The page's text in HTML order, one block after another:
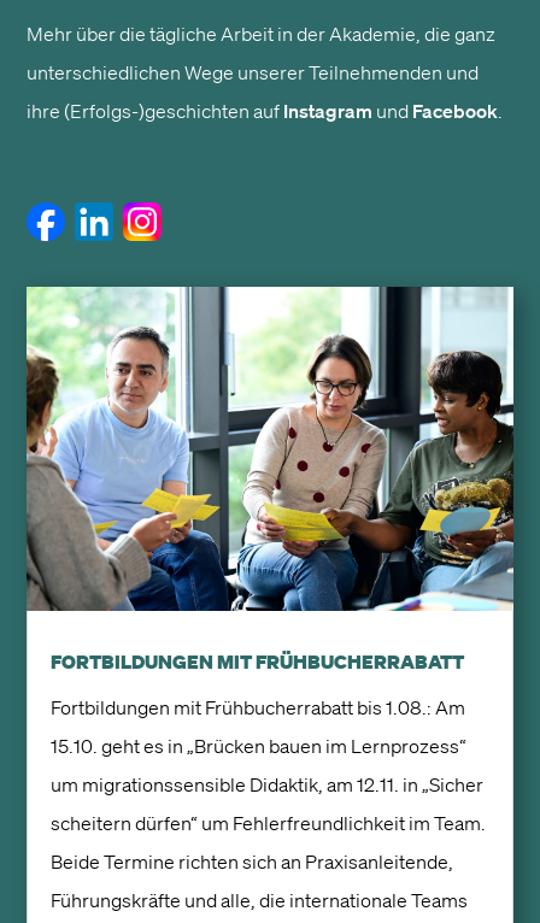
Mehr über die tägliche Arbeit in der Akademie, die ganz
unterschiedlichen Wege unserer Teilnehmenden und
ihre (Erfolgs-)geschichten auf Instagram und Facebook
FORTBILDUNGEN MIT FRÜHBUCHERRABATT
Fortbildungen mit Frühbucherrabatt bis 1.08.: Am
15.10. geht es in „Brücken bauen im Lernprozess“
um migrationssensible Didaktik, am 12.11. in „Sicher
scheitern dürfen“ um Fehlerfreundlichkeit im Team.
Beide Termine richten sich an Praxisanleitende,
Führungskräfte und alle, die internationale Teams